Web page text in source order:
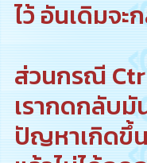
ไว้ อันเดิมจะ
ส่วนกรณี
เรากดกลับมั
ปัญหาเกิดขึ้